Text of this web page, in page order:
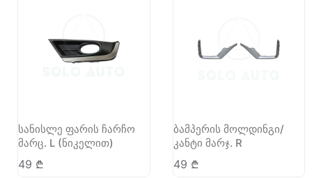
სანისლე ფარის ჩარჩო
მარც. L (ნიკელით)
49 ₾
ბამპერის მოლდინგი/
კანტი მარჯ. R
49 ₾